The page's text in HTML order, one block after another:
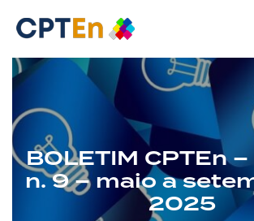
BOLETIM CPTEn
n. 9 – maio a
2025